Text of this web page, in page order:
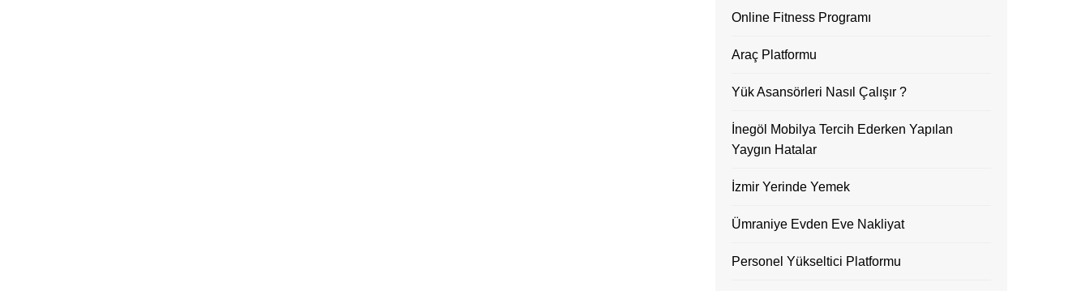
Online Fitness Programı
Araç Platformu
Yük Asansörleri Nasıl Çalışır ?
İnegöl Mobilya Tercih Ederken Yapılan
Yaygın Hatalar
İzmir Yerinde Yemek
Ümraniye Evden Eve Nakliyat
Personel Yükseltici Platformu